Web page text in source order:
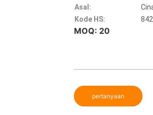
Asal:
Kode HS:
MOQ: 20
pertanyaan